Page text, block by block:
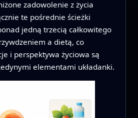
zadowolenie z życia
te pośrednie ścieżki
jedną trzecią całkowitego
a dietą, co
i perspektywa życiowa są
elementami układanki.